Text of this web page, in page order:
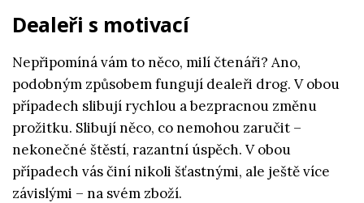
Dealeři s motivací
Nepřipomíná vám to něco, milí čtenáři? Ano,
podobným způsobem fungují dealeři drog. V obou
případech slibují rychlou a bezpracnou změnu
prožitku. Slibují něco, co nemohou zaručit –
nekonečné štěstí, razantní úspěch. V obou
případech vás činí nikoli šťastnými, ale ještě více
závislými – na svém zboží.